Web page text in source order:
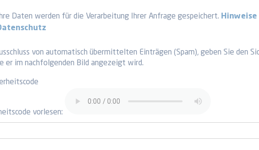
Ihre Daten werden für die Verarbeitung Ihrer Anfrage gespeichert. Hinweise
von automatisch übermittelten Einträgen (Spam), geben Sie den
er im nachfolgenden Bild angezeigt wird.
vorlesen: